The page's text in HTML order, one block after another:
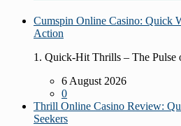
Cumspin Online Casino: Quick
Action
1. Quick‑Hit Thrills – The Pulse
6 August 2026
0
Thrill Online Casino Review:
Seekers